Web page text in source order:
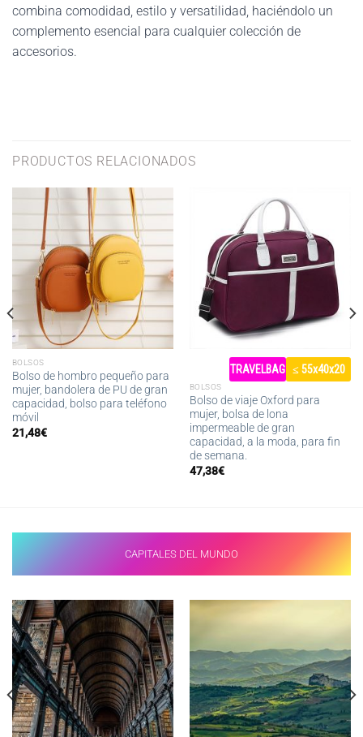
combina comodidad, estilo y versatilidad, haciéndolo un
complemento esencial para cualquier colección de
accesorios.
PRODUCTOS RELACIONADOS
BOLSOS
Bolso de hombro pequeño para
mujer, bandolera de PU de gran
capacidad, bolso para teléfono
móvil
21,48€
TRAVELBAG ≤ 55x40x20
BOLSOS
Bolso de viaje Oxford para
mujer, bolsa de lona
impermeable de gran
capacidad, a la moda, para fin
de semana.
47,38€
CAPITALES DEL MUNDO